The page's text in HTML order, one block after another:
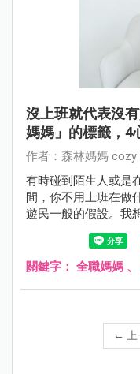
沒上班就代表沒
媽媽」的標籤，4
作者：森林媽媽 cozy
有時碰到陌生人或是
間，你不用上班在做
遊民一般的假設。我
為了這種事情感到稍
都只是過眼雲煙，不
關鍵字： 全職媽媽 、
←